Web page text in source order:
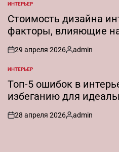
ОПУБЛИКОВАНО
В
ИНТЕРЬЕР
Стоимость дизайна
факторы, влияющие на
on
29 апреля 2026
Запись
admin
ОПУБЛИКОВАНО
В
ИНТЕРЬЕР
Топ-5 ошибок в
избеганию для
on
28 апреля 2026
Запись
admin